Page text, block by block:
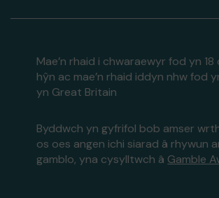
Mae’n rhaid i chwaraewyr fod yn 18
hŷn ac mae’n rhaid iddyn nhw fod
yn Great Britain
Byddwch yn gyfrifol bob amser
os oes angen ichi siarad â rhywun
gamblo, yna cysylltwch â Gamble